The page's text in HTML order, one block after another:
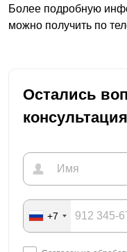
Более подробную
можно получить по
Остались
+7